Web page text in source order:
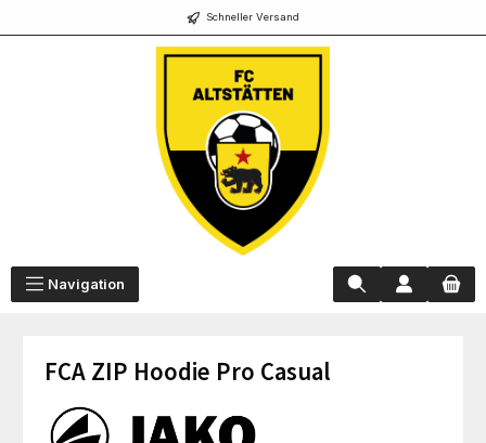
Schneller Versand
Navigation
FCA ZIP Hoodie Pro Casual